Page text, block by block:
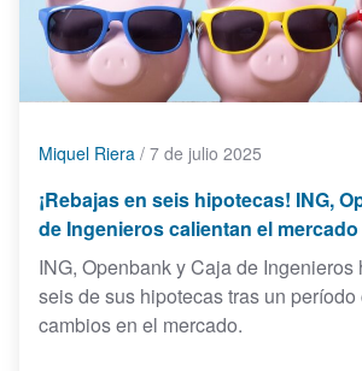
Miquel Riera / 7 de julio 2025
¡Rebajas en seis hipotecas! ING,
de Ingenieros calientan el mercado
ING, Openbank y Caja de Ingenieros
seis de sus hipotecas tras un
cambios en el mercado.